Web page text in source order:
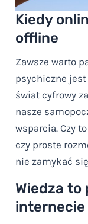
Kiedy
offline
Zawsze warto
psychiczne jest
świat cyfrowy
nasze
wsparcia. Czy
czy proste
nie zamykać
Wiedza to
internecie